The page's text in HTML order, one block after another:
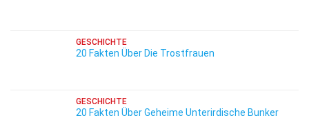
GESCHICHTE
20 Fakten Über Die Trostfrauen
GESCHICHTE
20 Fakten Über Geheime Unterirdische Bunker